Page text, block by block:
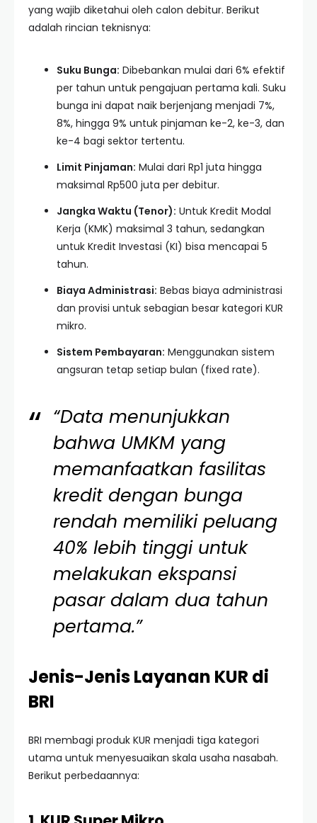
yang wajib diketahui oleh calon debitur. Berikut
adalah rincian teknisnya:
Suku Bunga: Dibebankan mulai dari 6% efektif
per tahun untuk pengajuan pertama kali. Suku
bunga ini dapat naik berjenjang menjadi 7%,
8%, hingga 9% untuk pinjaman ke-2, ke-3, dan
ke-4 bagi sektor tertentu.
Limit Pinjaman: Mulai dari Rp1 juta hingga
maksimal Rp500 juta per debitur.
Jangka Waktu (Tenor): Untuk Kredit Modal
Kerja (KMK) maksimal 3 tahun, sedangkan
untuk Kredit Investasi (KI) bisa mencapai 5
tahun.
Biaya Administrasi: Bebas biaya administrasi
dan provisi untuk sebagian besar kategori KUR
mikro.
Sistem Pembayaran: Menggunakan sistem
angsuran tetap setiap bulan (fixed rate).
“Data menunjukkan
bahwa UMKM yang
memanfaatkan fasilitas
kredit dengan bunga
rendah memiliki peluang
40% lebih tinggi untuk
melakukan ekspansi
pasar dalam dua tahun
pertama.”
Jenis-Jenis Layanan KUR di
BRI
BRI membagi produk KUR menjadi tiga kategori
utama untuk menyesuaikan skala usaha nasabah.
Berikut perbedaannya: